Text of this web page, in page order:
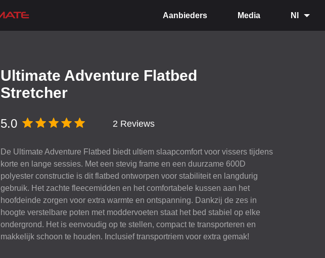
Aanbieders Media Nl
Ultimate Adventure Flatbed
Stretcher
5.0 2 Reviews
De Ultimate Adventure Flatbed biedt ultiem slaapcomfort voor vissers tijdens
korte en lange sessies. Met een stevig frame en een duurzame 600D
polyester constructie is dit flatbed ontworpen voor stabiliteit en langdurig
gebruik. Het zachte fleecemidden en het comfortabele kussen aan het
hoofdeinde zorgen voor extra warmte en ontspanning. Dankzij de zes in
hoogte verstelbare poten met moddervoeten staat het bed stabiel op elke
ondergrond. Het is eenvoudig op te stellen, compact te transporteren en
makkelijk schoon te houden. Inclusief transportriem voor extra gemak!